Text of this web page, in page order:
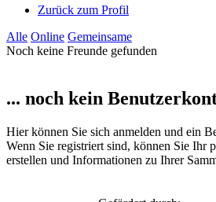
Zurück zum Profil
Alle Online Gemeinsame
Noch keine Freunde gefunden
... noch kein
Hier können Sie sich anmelden und ein
Wenn Sie registriert sind, können Sie Ihr
erstellen und Informationen zu Ihrer